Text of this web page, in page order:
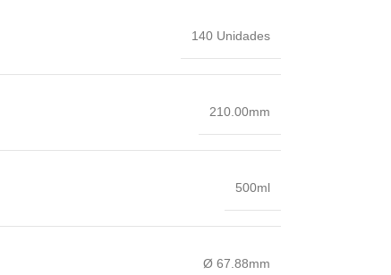
140 Unidades
210.00mm
500ml
Ø 67.88mm